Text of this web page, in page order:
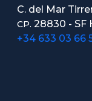
C. del Mar
CP. 28830 - SF
+34 633 03 66